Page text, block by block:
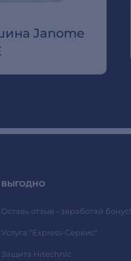
Janome
ВЫГОДНО
Оставь отзыв - заработай бонус!
Услуга "Express-Сервис"
Защита Hitechnic